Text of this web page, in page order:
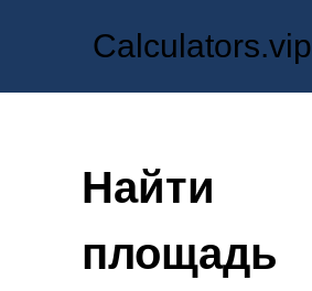
Calculators.vip
Найти
площадь